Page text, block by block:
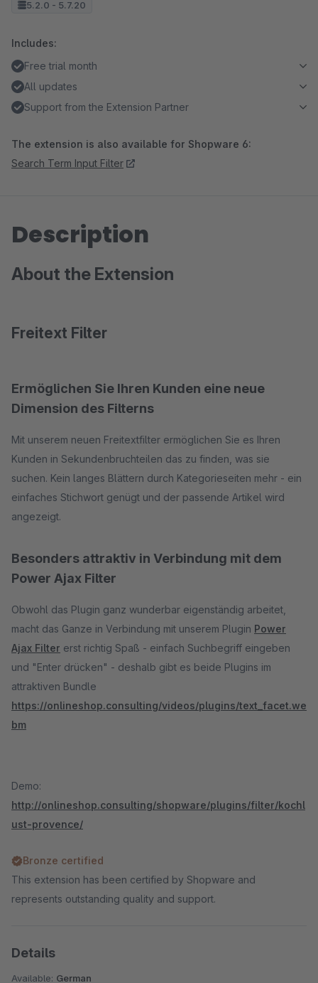
5.2.0 - 5.7.20
Includes:
Free trial month
All updates
Support from the Extension Partner
The extension is also available for Shopware 6:
Search Term Input Filter
Description
About the Extension
Freitext Filter
Ermöglichen Sie Ihren Kunden eine neue
Dimension des Filterns
Mit unserem neuen Freitextfilter ermöglichen Sie es Ihren
Kunden in Sekundenbruchteilen das zu finden, was sie
suchen. Kein langes Blättern durch Kategorieseiten mehr - ein
einfaches Stichwort genügt und der passende Artikel wird
angezeigt.
Besonders attraktiv in Verbindung mit dem
Power Ajax Filter
Obwohl das Plugin ganz wunderbar eigenständig arbeitet,
macht das Ganze in Verbindung mit unserem Plugin Power
Ajax Filter erst richtig Spaß - einfach Suchbegriff eingeben
und "Enter drücken" - deshalb gibt es beide Plugins im
attraktiven Bundle
https://onlineshop.consulting/videos/plugins/text_facet.we
bm
Demo:
http://onlineshop.consulting/shopware/plugins/filter/kochl
ust-provence/
Bronze certified
This extension has been certified by Shopware and
represents outstanding quality and support.
Details
Available: German